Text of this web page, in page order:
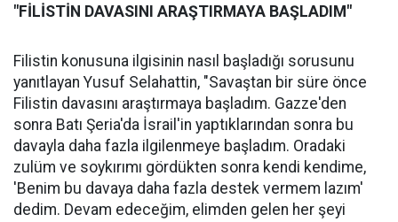
"FİLİSTİN DAVASINI ARAŞTIRMAYA BAŞLADIM"
Filistin konusuna ilgisinin nasıl başladığı sorusunu
yanıtlayan Yusuf Selahattin, "Savaştan bir süre önce
Filistin davasını araştırmaya başladım. Gazze'den
sonra Batı Şeria'da İsrail'in yaptıklarından sonra bu
davayla daha fazla ilgilenmeye başladım. Oradaki
zulüm ve soykırımı gördükten sonra kendi kendime,
'Benim bu davaya daha fazla destek vermem lazım'
dedim. Devam edeceğim, elimden gelen her şeyi